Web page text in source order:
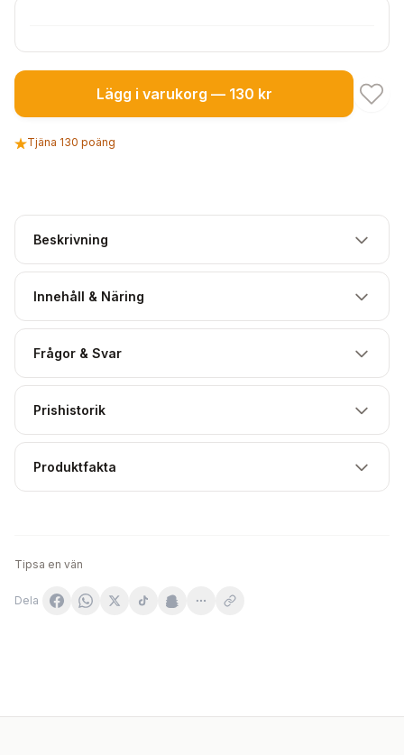
Lägg i varukorg — 130 kr
Tjäna 130 poäng
Beskrivning
Innehåll & Näring
Frågor & Svar
Prishistorik
Produktfakta
Tipsa en vän
Dela